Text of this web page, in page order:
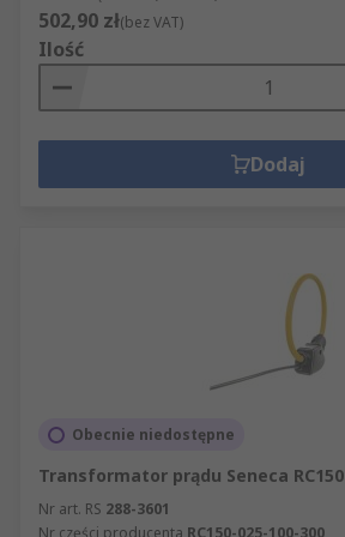
502,90 zł(bez VAT)
Ilość
Dodaj
Obecnie niedostępne
Transformator prądu Seneca RC150
Nr art. RS 288-3601
Nr części producenta RC150-025-100-300